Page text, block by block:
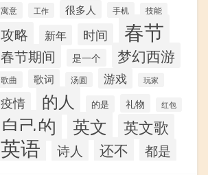
寓意 工作 很多人 手机 技能
攻略 新年 时间 春节
春节期间 是一个 梦幻西游
歌曲 歌词 汤圆 游戏 玩家
疫情 的人 的是 礼物 红包
自己的 英文 英文歌
英语 诗人 还不 都是